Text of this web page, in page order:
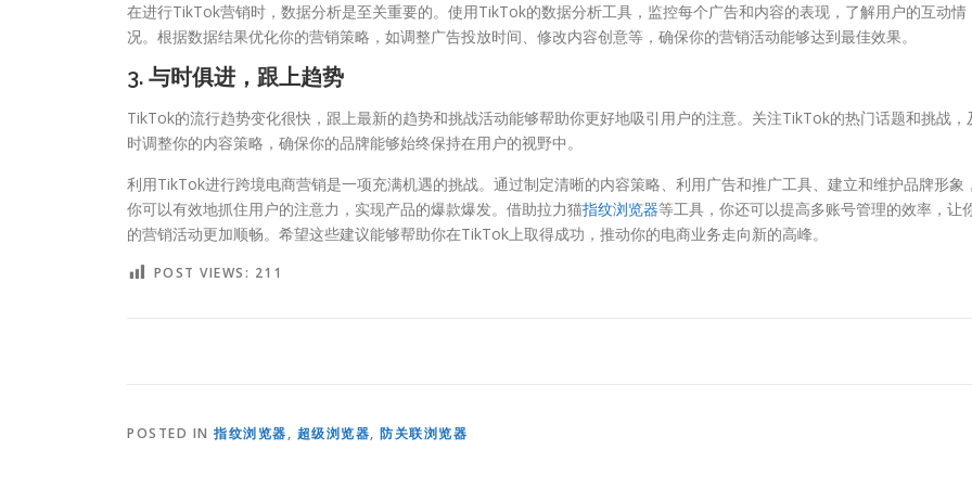
在进行TikTok营销时，数据分析是至关重要的。使用TikTok的数据分析工具，监控每个广告和内容的表现，了解用户的互动情
况。根据数据结果优化你的营销策略，如调整广告投放时间、修改内容创意等，确保你的营销活动能够达到最佳效果。
3. 与时俱进，跟上趋势
TikTok的流行趋势变化很快，跟上最新的趋势和挑战活动能够帮助你更好地吸引用户的注意。关注TikTok的热门话题和挑战，
时调整你的内容策略，确保你的品牌能够始终保持在用户的视野中。
利用TikTok进行跨境电商营销是一项充满机遇的挑战。通过制定清晰的内容策略、利用广告和推广工具、建立和维护品牌形象
你可以有效地抓住用户的注意力，实现产品的爆款爆发。借助拉力猫指纹浏览器等工具，你还可以提高多账号管理的效率，让
的营销活动更加顺畅。希望这些建议能够帮助你在TikTok上取得成功，推动你的电商业务走向新的高峰。
POST VIEWS: 211
POSTED IN 指纹浏览器, 超级浏览器, 防关联浏览器